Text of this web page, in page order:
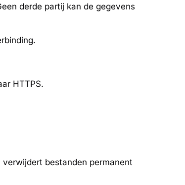
derde partij kan de gegevens
HTTPS.
bestanden permanent